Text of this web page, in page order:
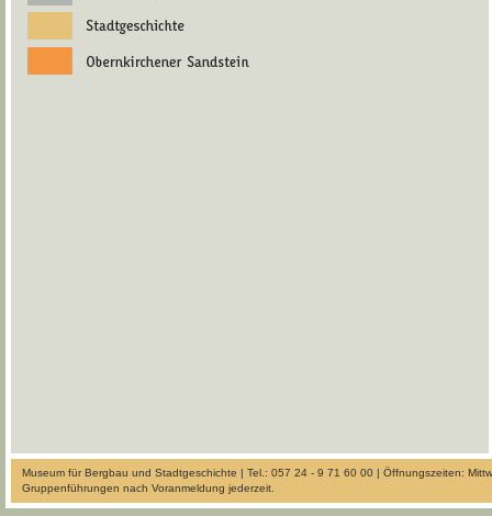
Museum für Bergbau und Stadtgeschichte | Tel.: 057 24 - 9 71 60 00 | Öffnungszeiten:
Gruppenführungen nach Voranmeldung jederzeit.